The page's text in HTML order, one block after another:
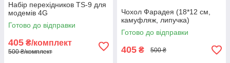
Набір перехідников TS-9 для
модемів 4G
Готово до відправки
405 ₴/комплект
500 ₴/комплект
Чохол Фарадея (18*12 см,
камуфляж, липучка)
Готово до відправки
405 ₴ 500 ₴